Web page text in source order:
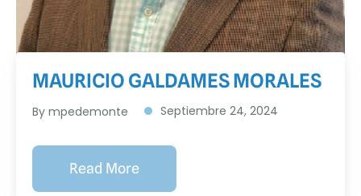
MAURICIO GALDAMES MORALES
By mpedemonte Septiembre 24, 2024
Read More